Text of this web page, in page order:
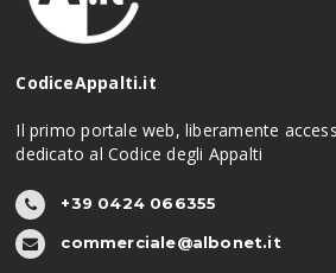
CodiceAppalti.it
Il primo portale web, liberamente
dedicato al Codice degli Appalti
+39 0424 066355
commerciale@albonet.it